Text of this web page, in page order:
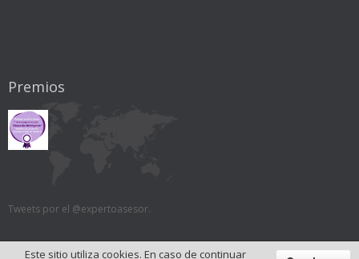
Premios
Tweets por el @expertoasesor.
Este sitio utiliza cookies. En caso de continuar